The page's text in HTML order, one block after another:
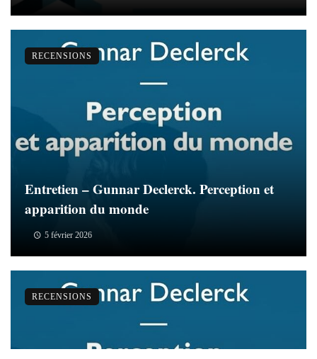
Entretien – Gunnar Declerck. Perception et
apparition du monde
5 février 2026
RECENSIONS
RECENSIONS